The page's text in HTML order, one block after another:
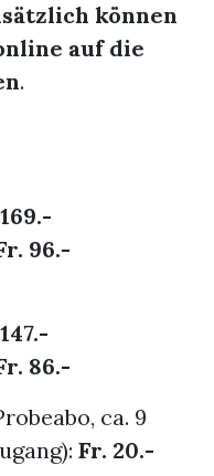
können
auf die
.
96.-
86.-
ca. 9
Fr. 20.-